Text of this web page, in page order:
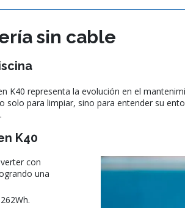
sin cable
K40 representa la evolución en el
para limpiar, sino para entender su
K40
con
una